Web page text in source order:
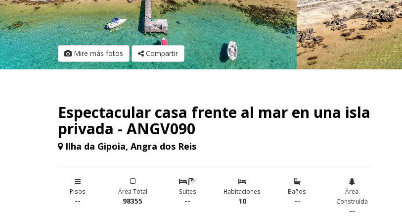
Mire más fotos Compartir
Espectacular casa frente al mar en una isla
privada - ANGV090
Ilha da Gipoia, Angra dos Reis
Pisos
--
Área Total
98355
Suites
--
Habitaciones
10
Baños
--
Área
Construída
--